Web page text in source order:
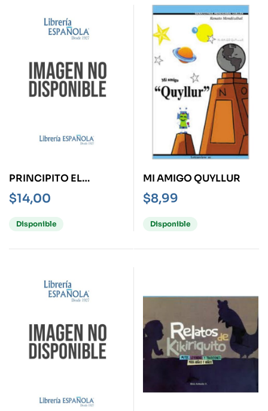
PRINCIPITO EL
SENTIDO DE LA VIDA,
EL
$14,00
Disponible
MI AMIGO QUYLLUR
$8,99
Disponible